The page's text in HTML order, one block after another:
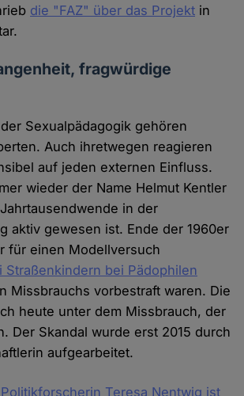
die "FAZ" über das Projekt in
fragwürdige
Sexualpädagogik gehören
Auch ihretwegen reagieren
auf jeden externen Einfluss.
wieder der Name Helmut Kentler
in der
aktiv gewesen ist. Ende der 1960er
für einen Modellversuch
Straßenkindern bei Pädophilen
Missbrauchs vorbestraft waren. Die
heute unter dem Missbrauch, der
Der Skandal wurde erst 2015 durch
aufgearbeitet.
Teresa Nentwig ist